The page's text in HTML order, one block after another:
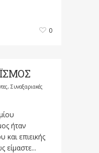
0
, Συναξαριακές
ήταν
επιεικής
είμαστε...